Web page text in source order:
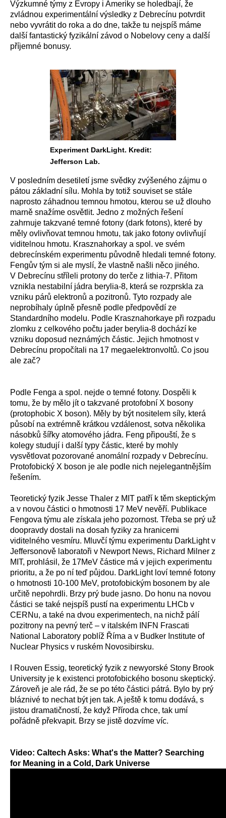
Výzkumné týmy z Evropy i Ameriky se holedbají, že
zvládnou experimentální výsledky z Debrecínu potvrdit
nebo vyvrátit do roka a do dne, takže tu nejspíš máme
další fantastický fyzikální závod o Nobelovy ceny a další
příjemné bonusy.
Experiment DarkLight. Kredit:
Jefferson Lab.
V posledním desetiletí jsme svědky zvýšeného zájmu o
pátou základní sílu. Mohla by totiž souviset se stále
naprosto záhadnou temnou hmotou, kterou se už dlouho
marně snažíme osvětlit. Jedno z možných řešení
zahrnuje takzvané temné fotony (dark fotons), které by
měly ovlivňovat temnou hmotu, tak jako fotony ovlivňují
viditelnou hmotu. Krasznahorkay a spol. ve svém
debrecínském experimentu původně hledali temné fotony.
Fengův tým si ale myslí, že vlastně našli něco jiného.
V Debrecínu stříleli protony do terče z lithia-7. Přitom
vznikla nestabilní jádra berylia-8, která se rozprskla za
vzniku párů elektronů a pozitronů. Tyto rozpady ale
neprobíhaly úplně přesně podle předpovědí ze
Standardního modelu. Podle Krasznahorkaye při rozpadu
zlomku z celkového počtu jader berylia-8 dochází ke
vzniku doposud neznámých částic. Jejich hmotnost v
Debrecínu propočítali na 17 megaelektronvoltů. Co jsou
ale zač?
Podle Fenga a spol. nejde o temné fotony. Dospěli k
tomu, že by mělo jít o takzvané protofobní X bosony
(protophobic X boson). Měly by být nositelem síly, která
působí na extrémně krátkou vzdálenost, sotva několika
násobků šířky atomového jádra. Feng připouští, že s
kolegy studují i další typy částic, které by mohly
vysvětlovat pozorované anomální rozpady v Debrecínu.
Protofobický X boson je ale podle nich nejelegantnějším
řešením.
Teoretický fyzik Jesse Thaler z MIT patří k těm skeptickým
a v novou částici o hmotnosti 17 MeV nevěří. Publikace
Fengova týmu ale získala jeho pozornost. Třeba se prý už
doopravdy dostali na dosah fyziky za hranicemi
viditelného vesmíru. Mluvčí týmu experimentu DarkLight v
Jeffersonově laboratoři v Newport News, Richard Milner z
MIT, prohlásil, že 17MeV částice má v jejich experimentu
prioritu, a že po ní teď půjdou. DarkLight loví temné fotony
o hmotnosti 10-100 MeV, protofobickým bosonem by ale
určitě nepohrdli. Brzy prý bude jasno. Do honu na novou
částici se také nejspíš pustí na experimentu LHCb v
CERNu, a také na dvou experimentech, na nichž pálí
pozitrony na pevný terč – v italském INFN Frascati
National Laboratory poblíž Říma a v Budker Institute of
Nuclear Physics v ruském Novosibirsku.
I Rouven Essig, teoretický fyzik z newyorské Stony Brook
University je k existenci protofobického bosonu skeptický.
Zároveň je ale rád, že se po této částici pátrá. Bylo by prý
bláznivé to nechat být jen tak. A ještě k tomu dodává, s
jistou dramatičností, že když Příroda chce, tak umí
pořádně překvapit. Brzy se jistě dozvíme víc.
Video: Caltech Asks: What's the Matter? Searching
for Meaning in a Cold, Dark Universe